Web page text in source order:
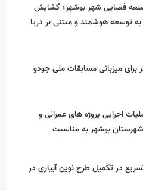
فضایی شهر بوشهر؛ گشایش
توسعه هوشمند و مبتنی بر دریا
برای میزبانی مسابقات ملی جودو
اجرایی پروژه های عمرانی و
بوشهر به مناسبت
در تکمیل طرح نوین آبیاری در